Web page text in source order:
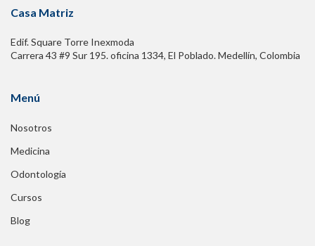
Casa Matriz
Edif. Square Torre Inexmoda
Carrera 43 #9 Sur 195. oficina 1334, El Poblado. Medellín, Colombia
Menú
Nosotros
Medicina
Odontología
Cursos
Blog